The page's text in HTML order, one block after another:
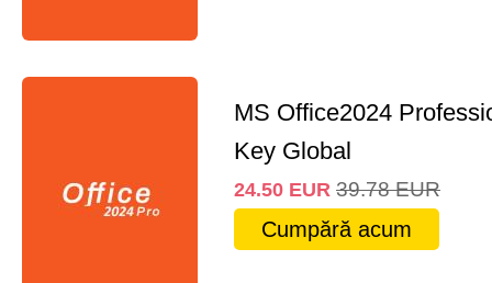
MS Office2024
Key Global
24.50 EUR 39.78 EUR
Cumpără acum